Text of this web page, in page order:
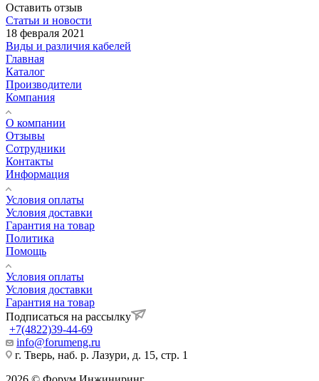
Оставить отзыв
Статьи и новости
18 февраля 2021
Виды и различия кабелей
Главная
Каталог
Производители
Компания
О компании
Отзывы
Сотрудники
Контакты
Информация
Условия оплаты
Условия доставки
Гарантия на товар
Политика
Помощь
Условия оплаты
Условия доставки
Гарантия на товар
Подписаться на рассылку
+7(4822)39-44-69
info@forumeng.ru
г. Тверь, наб. р. Лазури, д. 15, стр. 1